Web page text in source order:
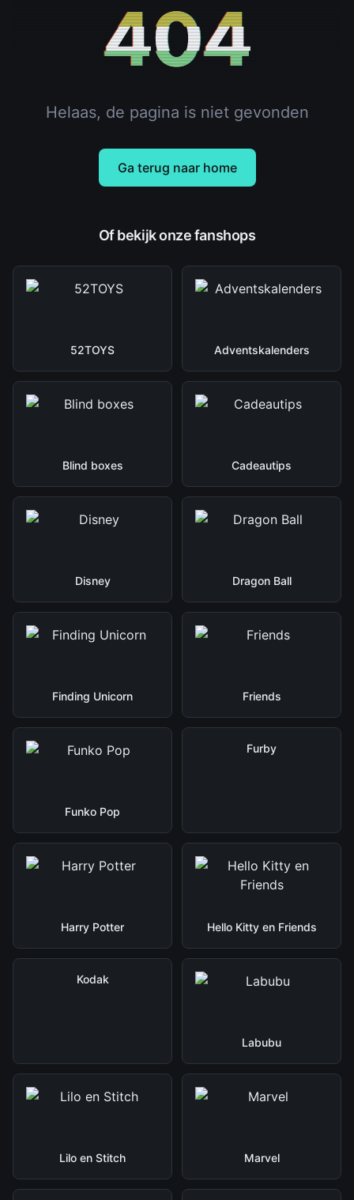
404
Helaas, de pagina is niet gevonden
Ga terug naar home
Of bekijk onze fanshops
52TOYS Adventskalenders
Blind boxes Cadeautips
Disney Dragon Ball
Finding Unicorn Friends
Funko Pop
Furby
Harry Potter Hello Kitty en Friends
Kodak
Labubu
Lilo en Stitch Marvel